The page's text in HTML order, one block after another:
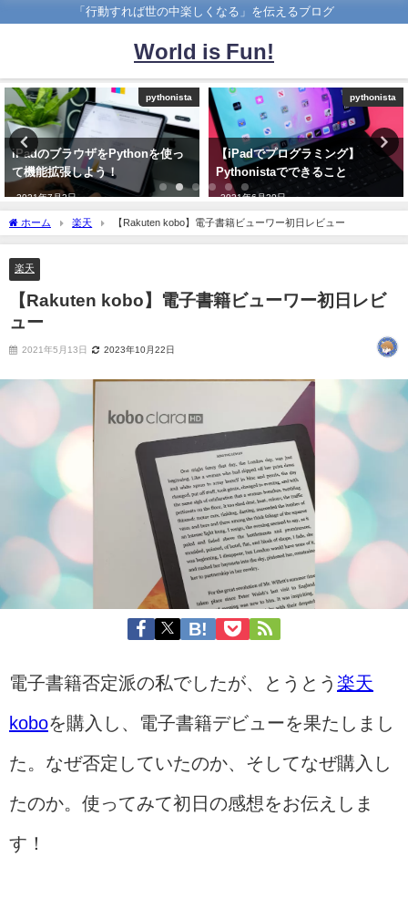
「行動すれば世の中楽しくなる」を伝えるブログ
World is Fun!
pythonista
【iPadでプログラミング】
Pythonistaでできること
2021年6月20日
ローカルLLM
AnythingLLMでDeep Research
風の調査を試した結果：Tool Call
と出典取得は安定するのか
ホーム 楽天 【Rakuten kobo】電子書籍ビューワー初日レビュー
楽天
【Rakuten kobo】電子書籍ビューワー初日レビ
ュー
2021年5月13日 2023年10月22日
電子書籍否定派の私でしたが、とうとう 楽天
koboを購入し、電子書籍デビューを果たしまし
た。なぜ否定していたのか、そしてなぜ購入し
たのか。使ってみて初日の感想をお伝えしま
す！